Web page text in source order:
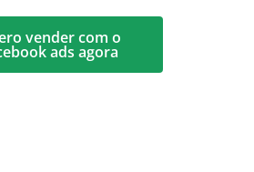
vender com o
ads agora